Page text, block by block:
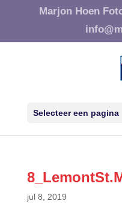
Marjon Hoen
Selecteer een pagina
jul 8, 2019